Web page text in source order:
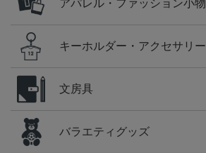
アパレル・ファッション小物
キーホルダー・アクセサリー
文房具
バラエティグッズ